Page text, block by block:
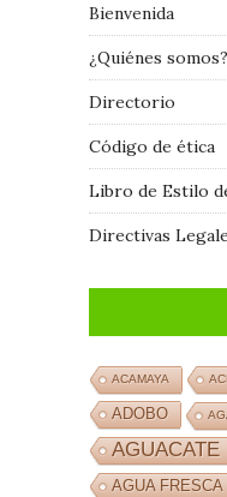
Bienvenida
¿Quiénes somos?
Directorio
Código de ética
Libro de Estilo
Directivas
ACAMAYA
ADOBO
AGUACATE
AGUA FRESCA